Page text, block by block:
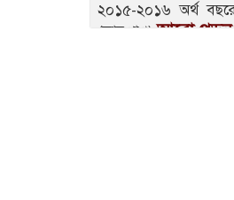
২০১৫-২০১৬ অর্থ
(ভারপ্রাপ্ত)আরো পড়ুন..